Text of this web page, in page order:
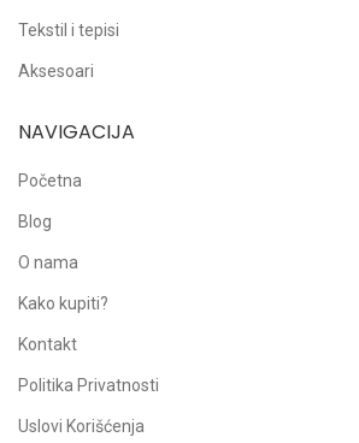
Tekstil i tepisi
Aksesoari
NAVIGACIJA
Početna
Blog
O nama
Kako kupiti?
Kontakt
Politika Privatnosti
Uslovi Korišćenja